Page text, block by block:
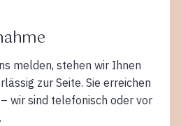
melden, stehen wir Ihnen
zur Seite. Sie erreichen
wir sind telefonisch oder vor